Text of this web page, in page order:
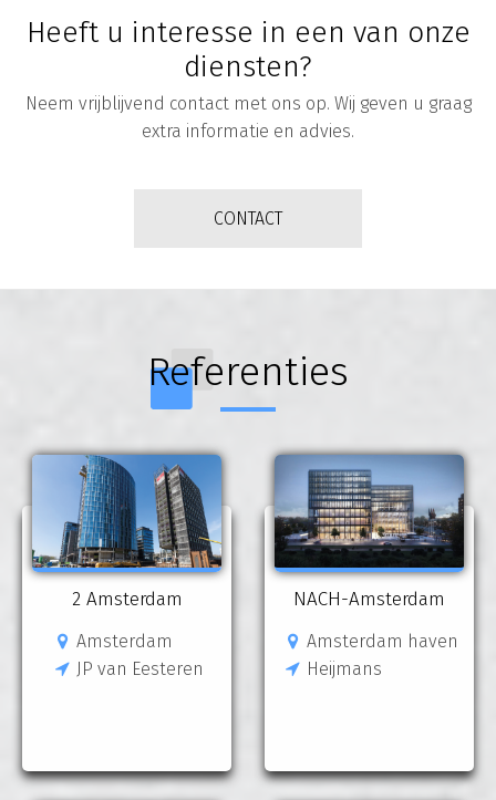
Heeft u interesse in een van onze
diensten?
Neem vrijblijvend contact met ons op. Wij geven u graag
extra informatie en advies.
CONTACT
Referenties
2 Amsterdam
Amsterdam
JP van Eesteren
NACH-Amsterdam
Amsterdam haven
Heijmans